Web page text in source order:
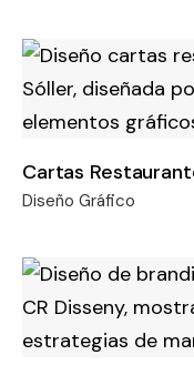
Cartas
Diseño Gráfico